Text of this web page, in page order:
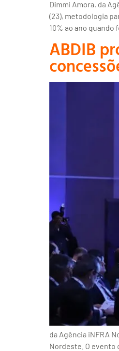
Dimmi Amora, da
(23), metodologia
10% ao ano
ABDIB
da Agência iNFRA
Nordeste. O evento